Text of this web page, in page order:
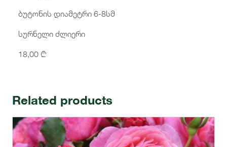
ბუტონის დიამეტრი 6-8სმ
სურნელი ძლიერი
18,00 ₾
Related products